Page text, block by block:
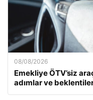
08/08/2026
Emekliye ÖTV’siz
adımlar ve